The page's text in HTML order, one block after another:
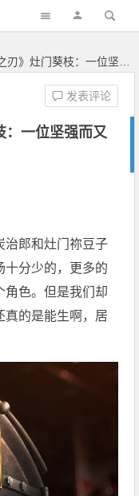
葵枝：一位坚强而又温柔的妈妈
：一位坚强而又
发表评论
治郎和灶门祢豆子
十分少的，更多的
角色。但是我们却
真的是能生啊，居